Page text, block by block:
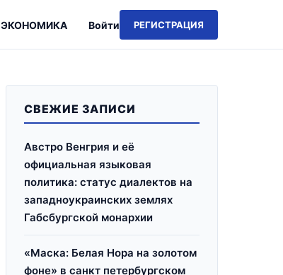
Войти РЕГИСТРАЦИЯ
ЭКОНОМИКА
СВЕЖИЕ ЗАПИСИ
Австро Венгрия и её
официальная языковая
политика: статус диалектов на
западноукраинских землях
Габсбургской монархии
«Маска: Белая Нора на золотом
фоне» в санкт петербургском